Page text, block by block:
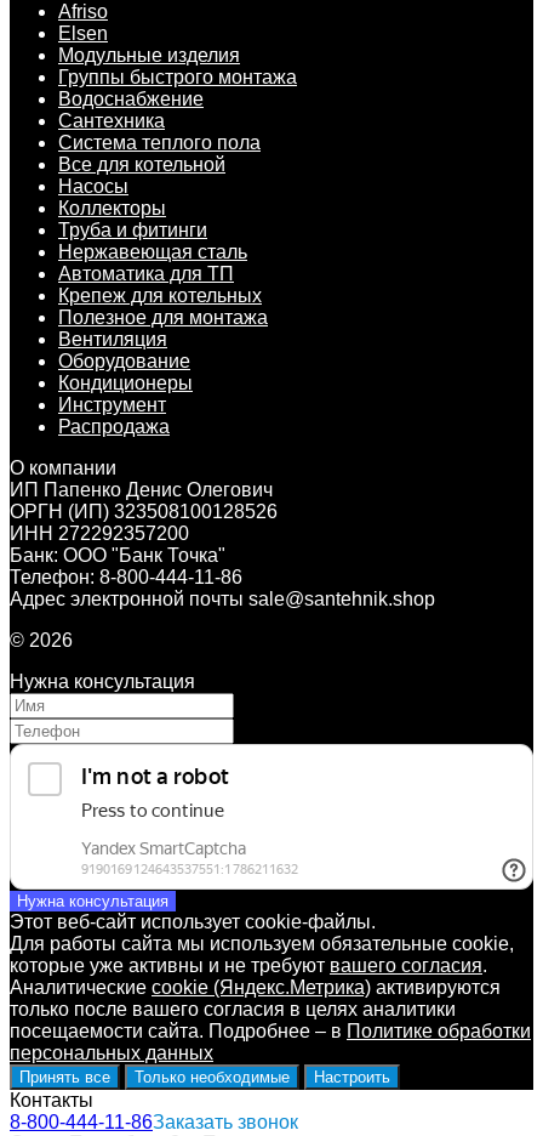
Afriso
Elsen
Модульные изделия
Группы быстрого монтажа
Водоснабжение
Сантехника
Система теплого пола
Все для котельной
Насосы
Коллекторы
Труба и фитинги
Нержавеющая сталь
Автоматика для ТП
Крепеж для котельных
Полезное для монтажа
Вентиляция
Оборудование
Кондиционеры
Инструмент
Распродажа
О компании
ИП Папенко Денис Олегович
ОРГН (ИП) 323508100128526
ИНН 272292357200
Банк: ООО "Банк Точка"
Телефон: 8-800-444-11-86
Адрес электронной почты sale@santehnik.shop
© 2026
Нужна консультация
Нужна консультация
Этот веб-сайт использует cookie-файлы.
Для работы сайта мы используем обязательные cookie,
которые уже активны и не требуют вашего согласия.
Аналитические cookie (Яндекс.Метрика) активируются
только после вашего согласия в целях аналитики
посещаемости сайта. Подробнее – в Политике обработки
персональных данных
Принять все Только необходимые Настроить
Контакты
8-800-444-11-86Заказать звонок